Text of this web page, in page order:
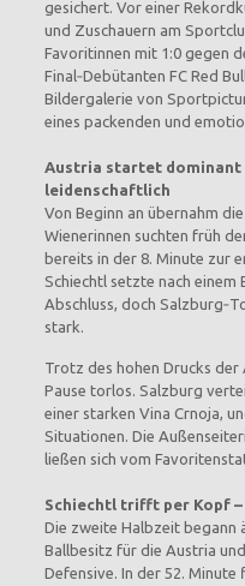
gesichert. Vor einer
und Zuschauern am
Favoritinnen mit 1:0 gegen
Final‑Debütanten FC Red
Bildergalerie von
eines packenden und
Austria startet dominant
leidenschaftlich
Von Beginn an übernahm
Wienerinnen suchten früh
bereits in der 8. Minute zur
Schiechtl setzte nach einem
Abschluss, doch
stark.
Trotz des hohen Drucks
Pause torlos. Salzburg
einer starken Vina Crnoja,
Situationen. Die
ließen sich vom
Schiechtl trifft per Kopf
Die zweite Halbzeit begann
Ballbesitz für die Austria
Defensive. In der 52. Minute